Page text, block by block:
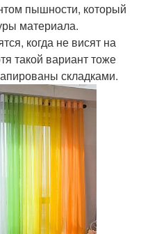
пышности, который
материала.
когда не висят на
такой вариант тоже
складками.